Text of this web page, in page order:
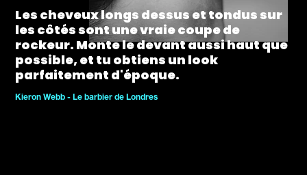
Les cheveux longs dessus et tondus sur
les côtés sont une vraie coupe de
rockeur. Monte le devant aussi haut que
possible, et tu obtiens un look
parfaitement d'époque.
Kieron Webb - Le barbier de Londres